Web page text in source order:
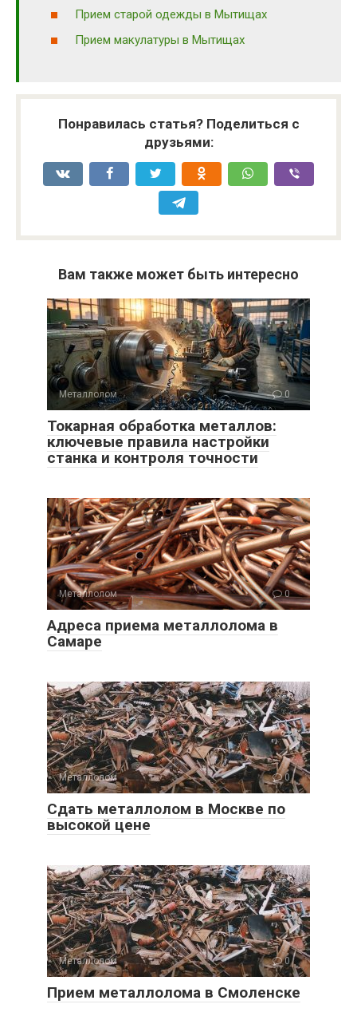
Прием старой одежды в Мытищах
Прием макулатуры в Мытищах
Понравилась статья? Поделиться с
друзьями:
Вам также может быть интересно
Металлолом 0
Токарная обработка металлов:
ключевые правила настройки
станка и контроля точности
Металлолом 0
Адреса приема металлолома в
Самаре
Металлолом 0
Сдать металлолом в Москве по
высокой цене
Металлолом 0
Прием металлолома в Смоленске